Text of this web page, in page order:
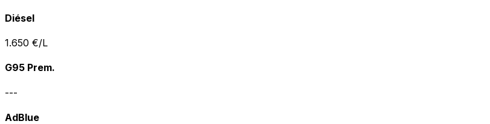
Diésel
1.650 €/L
G95 Prem.
---
AdBlue